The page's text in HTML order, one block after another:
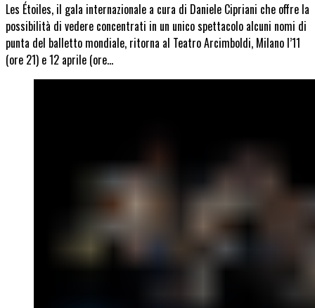
Les Étoiles, il gala internazionale a cura di Daniele Cipriani che offre la
possibilità di vedere concentrati in un unico spettacolo alcuni nomi di
punta del balletto mondiale, ritorna al Teatro Arcimboldi, Milano l’11
(ore 21) e 12 aprile (ore…